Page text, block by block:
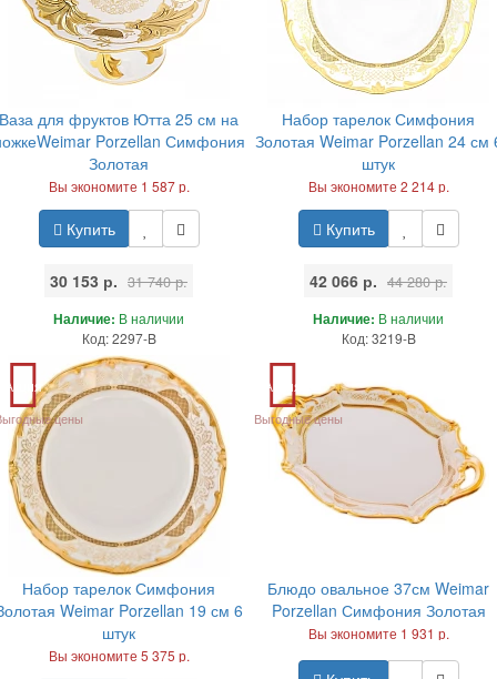
Ваза для фруктов Ютта 25 см на
Porzellan Симфония
Золотая
Вы экономите 1 587 р.
Купить
30 153 р. 31 740 р.
Наличие: В наличии
Код: 2297-B
Набор тарелок Симфония
Золотая Weimar Porzellan 24 см
штук
Вы экономите 2 214 р.
Купить
42 066 р. 44 280 р.
Наличие: В наличии
Код: 3219-B
Акция
цены
Набор тарелок Симфония
Weimar Porzellan 19 см 6
штук
Вы экономите 5 375 р.
Акция
Выгодные цены
Блюдо овальное 37см Weimar
Porzellan Симфония Золотая
Вы экономите 1 931 р.